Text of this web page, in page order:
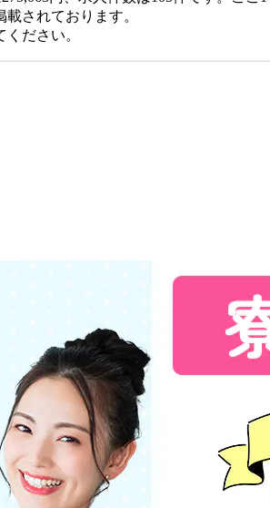
されております。
ださい。